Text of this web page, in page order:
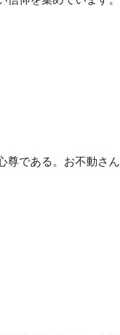
尊である。お不動さん